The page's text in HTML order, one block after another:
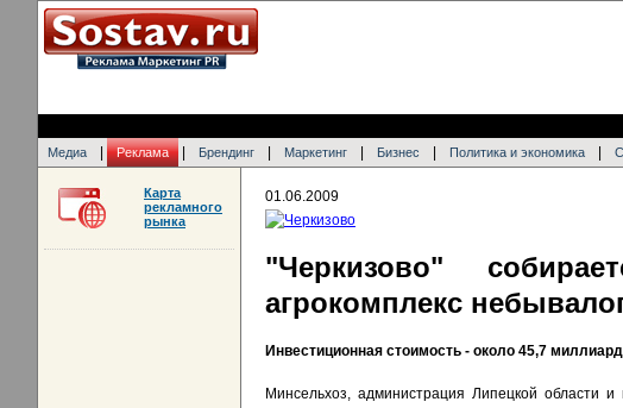
Медиа Реклама Брендинг Маркетинг Бизнес Политика и экономика
01.06.2009
"Черкизово"
агрокомплекс
Инвестиционная стоимость - около 45,7
Минсельхоз, администрация Липецкой области
Карта
рекламного
рынка